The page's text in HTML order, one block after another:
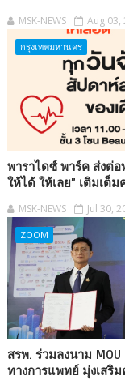
MSK-NEWS Aug 03,
กรุงเทพมหานคร
พาราไดซ์ พาร์ค ส่งต่อ
ให้ได้ ให้เลย” เติมเต็
MSK-NEWS Jul 30,
ZOOM
สรพ. ร่วมลงนาม
ทางการแพทย์ มุ่งเส